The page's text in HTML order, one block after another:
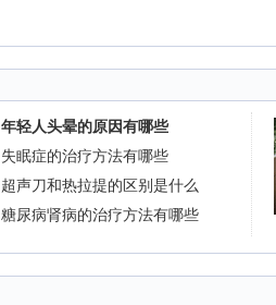
年轻人头晕的原因有哪些
失眠症的治疗方法有哪些
超声刀和热拉提的区别是什么
糖尿病肾病的治疗方法有哪些